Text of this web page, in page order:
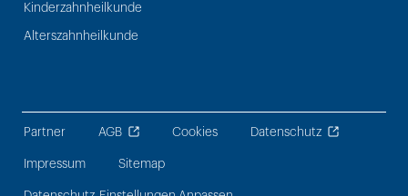
Kinderzahnheilkunde
Alterszahnheilkunde
Partner AGB Cookies Datenschutz
Impressum Sitemap